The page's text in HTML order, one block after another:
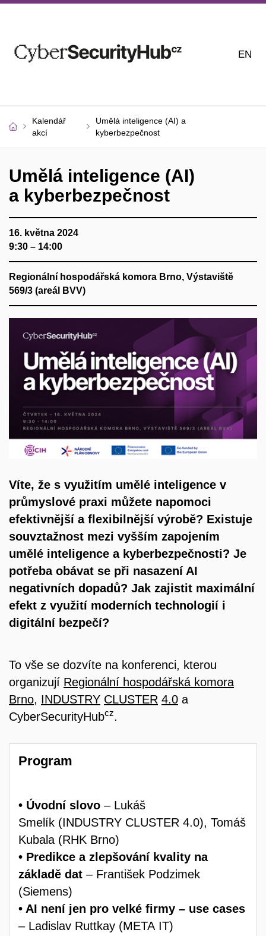
EN
Kalendář
akcí
Umělá inteligence (AI) a
kyberbezpečnost
Umělá inteligence (AI)
a kyberbezpečnost
16. května 2024
9:30 – 14:00
Regionální hospodářská komora Brno, Výstaviště
569/3 (areál BVV)
Víte, že s využitím umělé inteligence v
průmyslové praxi můžete napomoci
efektivnější a flexibilnější výrobě? Existuje
souvztažnost mezi vyšším zapojením
umělé inteligence a kyberbezpečnosti? Je
potřeba obávat se při nasazení AI
negativních dopadů? Jak zajistit maximální
efekt z využití moderních technologií i
digitální bezpečí?
To vše se dozvíte na konferenci, kterou
organizují Regionální hospodářská komora
Brno, INDUSTRY CLUSTER 4.0 a
CyberSecurityHubcz.
Program
• Úvodní slovo – Lukáš
Smelík (INDUSTRY CLUSTER 4.0), Tomáš
Kubala (RHK Brno)
• Predikce a zlepšování kvality na
základě dat – František Podzimek
(Siemens)
• AI není jen pro velké firmy – use cases
– Ladislav Ruttkay (META IT)